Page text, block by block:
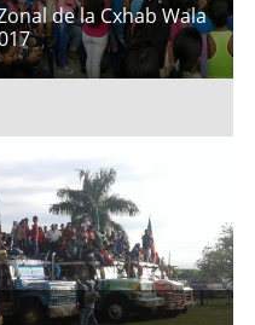
de la Cxhab Wala